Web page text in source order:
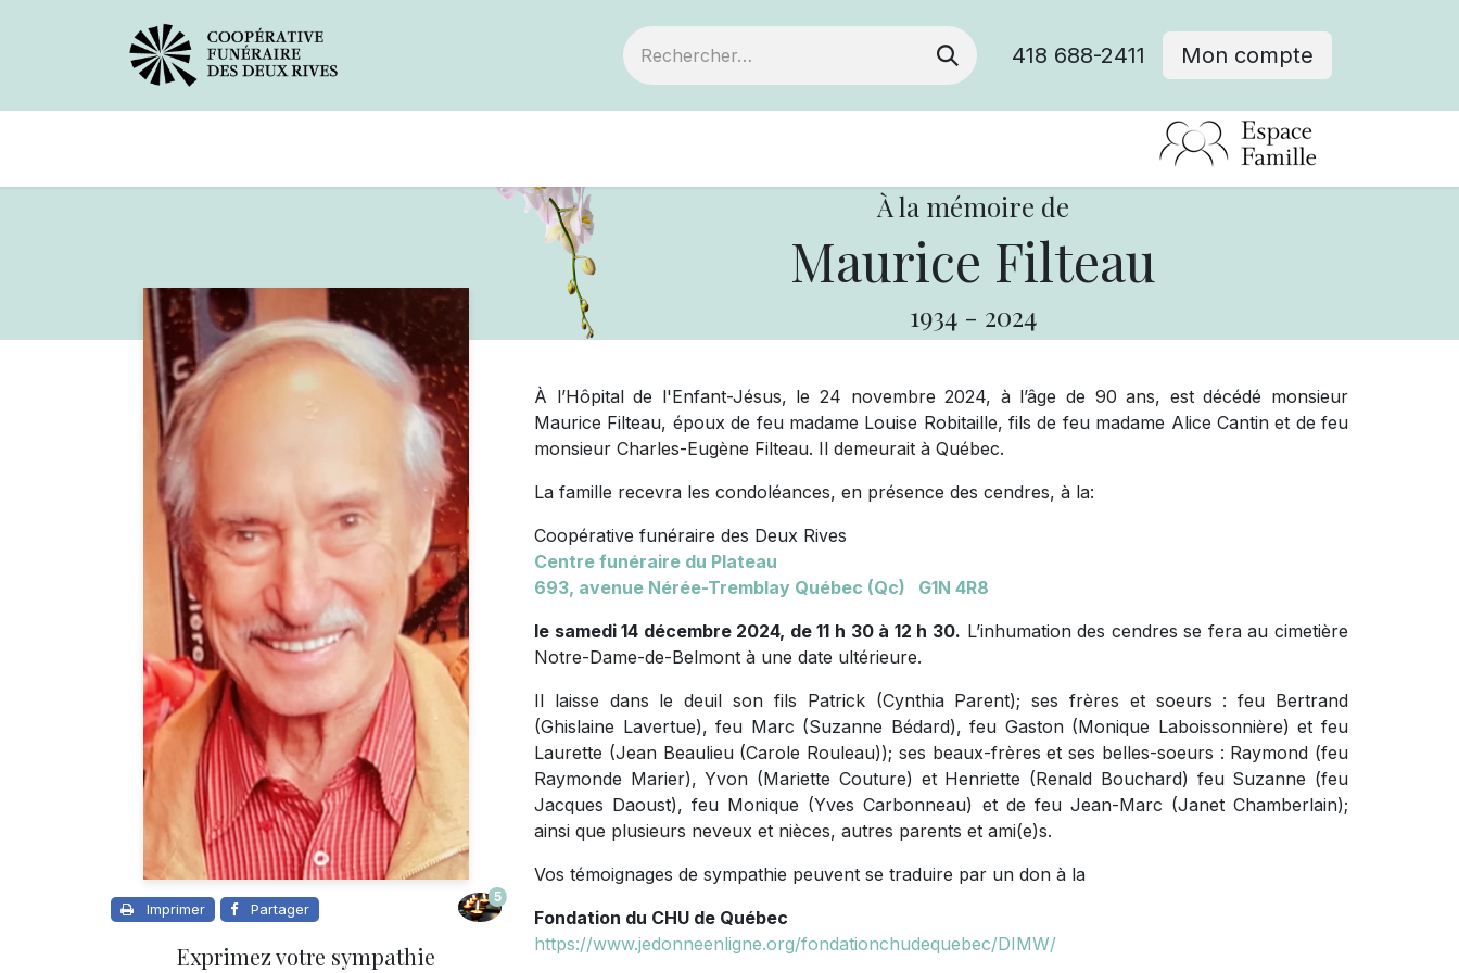
418 688-2411 Mon compte
À la mémoire de
Maurice Filteau
1934 - 2024
Imprimer Partager
5
Exprimez votre sympathie
À l’Hôpital de l'Enfant-Jésus, le 24 novembre 2024, à l’âge de 90 ans, est décédé monsieur
Maurice Filteau, époux de feu madame Louise Robitaille, fils de feu madame Alice Cantin et de feu
monsieur Charles-Eugène Filteau. Il demeurait à Québec.
La famille recevra les condoléances, en présence des cendres, à la:
Coopérative funéraire des Deux Rives
Centre funéraire du Plateau
693, avenue Nérée-Tremblay Québec (Qc) G1N 4R8
le samedi 14 décembre 2024, de 11 h 30 à 12 h 30. L’inhumation des cendres se fera au cimetière
Notre-Dame-de-Belmont à une date ultérieure.
Il laisse dans le deuil son fils Patrick (Cynthia Parent); ses frères et soeurs : feu Bertrand
(Ghislaine Lavertue), feu Marc (Suzanne Bédard), feu Gaston (Monique Laboissonnière) et feu
Laurette (Jean Beaulieu (Carole Rouleau)); ses beaux-frères et ses belles-soeurs : Raymond (feu
Raymonde Marier), Yvon (Mariette Couture) et Henriette (Renald Bouchard) feu Suzanne (feu
Jacques Daoust), feu Monique (Yves Carbonneau) et de feu Jean-Marc (Janet Chamberlain);
ainsi que plusieurs neveux et nièces, autres parents et ami(e)s.
Vos témoignages de sympathie peuvent se traduire par un don à la
Fondation du CHU de Québec
https://www.jedonneenligne.org/fondationchudequebec/DIMW/